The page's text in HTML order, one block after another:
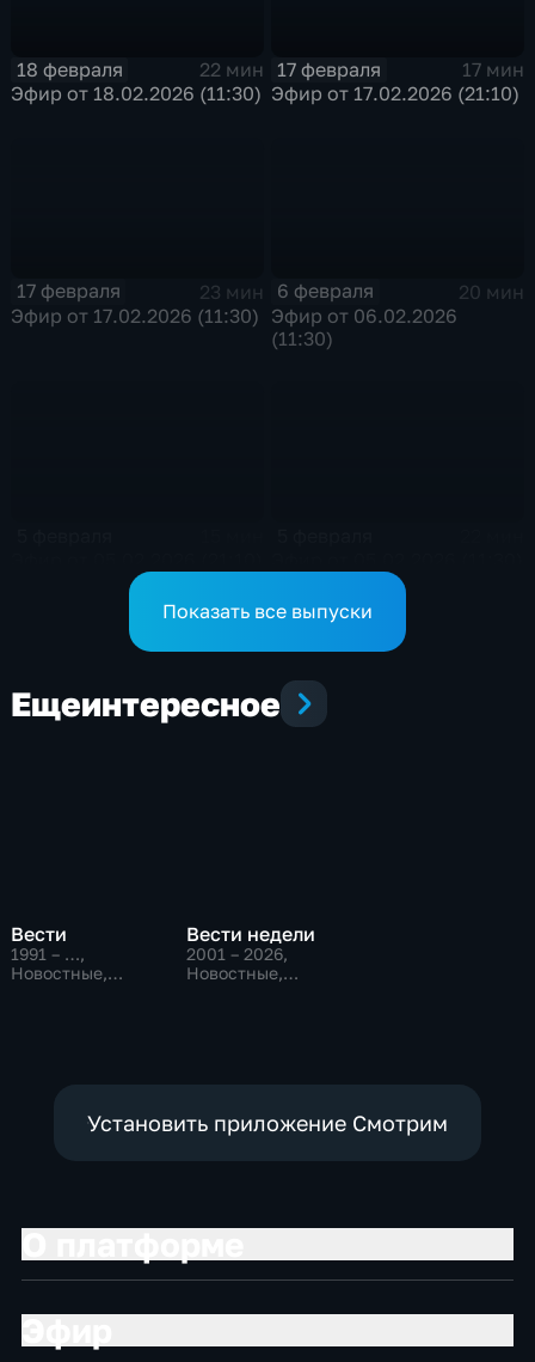
18 февраля
22 мин
Эфир от 18.02.2026 (11:30)
17 февраля
17 мин
Эфир от 17.02.2026 (21:10)
17 февраля
23 мин
Эфир от 17.02.2026 (11:30)
6 февраля
20 мин
Эфир от 06.02.2026
(11:30)
Показать все выпуски
Ещеинтересное
Вести
1991 – …,
Новостные,
Вести недели
2001 – 2026,
Новостные,
Установить приложение Смотрим